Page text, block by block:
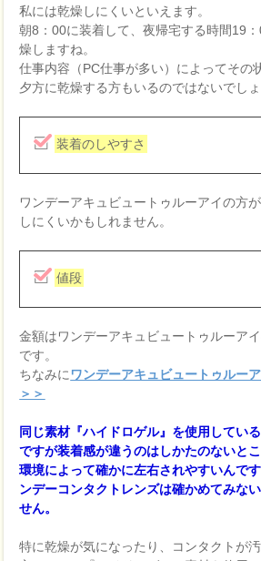
私には乾燥しにくいといえます。
朝8：00に装着して、夜帰宅する時間19
燥しますね。
仕事内容（PC仕事が多い）によってその
夕方に乾燥する方もいるのではないでしょ
装着のしやすさ
ワンデーアキュビュートゥルーアイの方
しにくいかもしれません。
値段
金額はワンデーアキュビュートゥルーア
です。
ちなみに ワンデーアキュビュートゥルー
＞＞
同じ素材『ハイドロゲル』を使用してい
ですが装着感が違うのはしかたのないと
環境によって確かに左右されやすいんで
ンデーコンタクトレンズは確かめてみな
せん。
特に乾燥が気になったり、コンタクトが